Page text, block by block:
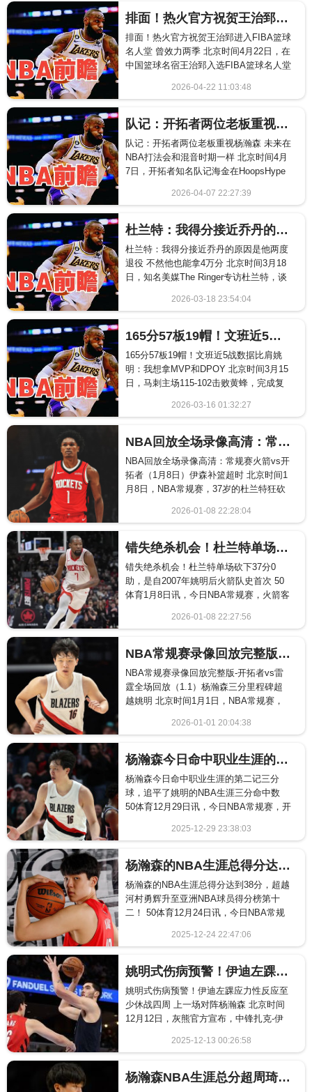
排面！热火官方祝贺王治郅进入FIBA篮球名人堂 曾效力两季
排面！热火官方祝贺王治郅进入FIBA篮球
名人堂 曾效力两季 北京时间4月22日，在
中国篮球名宿王治郅入选FIBA篮球名人堂
2026-04-22 11:03:48
294
队记：开拓者两位老板重视杨瀚森 未来在NBA打法会和混音时期一样
队记：开拓者两位老板重视杨瀚森 未来在
NBA打法会和混音时期一样 北京时间4月
7日，开拓者知名队记海金在HoopsHype
2026-04-07 22:27:39
452
杜兰特：我得分接近乔丹的原因是他两度退役 不然他也能拿4万分
杜兰特：我得分接近乔丹的原因是他两度
退役 不然他也能拿4万分 北京时间3月18
日，知名美媒The Ringer专访杜兰特，谈
2026-03-18 23:54:04
1856
165分57板19帽！文班近5战数据比肩姚明：我想拿MVP和DPOY
165分57板19帽！文班近5战数据比肩姚
明：我想拿MVP和DPOY 北京时间3月15
日，马刺主场115-102击败黄蜂，完成复
2026-03-16 01:32:27
1184
NBA回放全场录像高清：常规赛火箭vs开拓者（1月8日）伊森补篮超时
NBA回放全场录像高清：常规赛火箭vs开
拓者（1月8日）伊森补篮超时 北京时间1
月8日，NBA常规赛，37岁的杜兰特狂砍
2026-01-08 22:28:04
2468
错失绝杀机会！杜兰特单场砍下37分0助，是自2007年姚明后火箭队史首次
错失绝杀机会！杜兰特单场砍下37分0
助，是自2007年姚明后火箭队史首次 50
体育1月8日讯，今日NBA常规赛，火箭客
2026-01-08 22:27:56
1665
NBA常规赛录像回放完整版-开拓者vs雷霆全场回放（1.1）杨瀚森三分里程碑超越姚明
NBA常规赛录像回放完整版-开拓者vs雷
霆全场回放（1.1）杨瀚森三分里程碑超
越姚明 北京时间1月1日，NBA常规赛，
2026-01-01 20:04:38
2134
杨瀚森今日命中职业生涯的第二记三分球，追平了姚明的NBA生涯三分命中数
杨瀚森今日命中职业生涯的第二记三分
球，追平了姚明的NBA生涯三分命中数
50体育12月29日讯，今日NBA常规赛，开
2025-12-29 23:38:03
1995
杨瀚森的NBA生涯总得分达到38分，超越河村勇辉升至亚洲NBA球员得分榜第十二！
杨瀚森的NBA生涯总得分达到38分，超越
河村勇辉升至亚洲NBA球员得分榜第十
二！ 50体育12月24日讯，今日NBA常规
2025-12-24 22:47:06
620
姚明式伤病预警！伊迪左踝应力性反应至少休战四周 上一场对阵杨瀚森
姚明式伤病预警！伊迪左踝应力性反应至
少休战四周 上一场对阵杨瀚森 北京时间
12月12日，灰熊官方宣布，中锋扎克-伊
一段时间的...
2025-12-13 00:26:58
1795
杨瀚森NBA生涯总分超周琦：8+4+3+1+1 首进三分空接暴扣